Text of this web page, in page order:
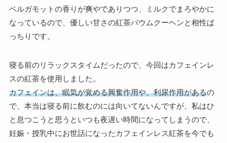
ベルガモットの香りが爽やでありつつ、ミルクでまろやかに
なっているので、優しい甘さの紅茶バウムクーヘンと相性ば
っちりです。
寝る前のリラックスタイムだったので、今回はカフェインレ
スの紅茶を使用しました。
カフェインは、眠気が覚める興奮作用や、利尿作用があるの
で、本当は寝る前に飲むのには向いてないんですが、私はひ
と息つこうと思うといつも夜遅い時間になってしまうので、
妊娠・授乳中にお世話になったカフェインレス紅茶を今でも